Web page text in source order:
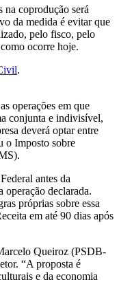
na coprodução será
da medida é evitar que
pelo fisco, pelo
ocorre hoje.
.
operações em que
conjunta e indivisível,
deverá optar entre
o Imposto sobre
).
antes da
operação declarada.
próprias sobre essa
em até 90 dias após
Queiroz (PSDB-
“A proposta é
e da economia